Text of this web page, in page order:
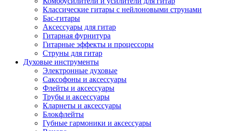
Классические гитары с нейлоновыми струнами
Бас-гитары
Аксессуары для гитар
Гитарная фурнитура
Гитарные эффекты и процессоры
Струны для гитар
Духовые инструменты
Электронные духовые
Саксофоны и аксессуары
Флейты и аксессуары
Трубы и аксессуары
Кларнеты и аксессуары
Блокфлейты
Губные гармоники и аксессуары